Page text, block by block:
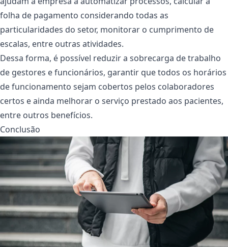
folha de pagamento considerando todas as
particularidades do setor, monitorar o cumprimento de
escalas, entre outras atividades.
Dessa forma, é possível reduzir a sobrecarga de trabalho
de gestores e funcionários, garantir que todos os horários
de funcionamento sejam cobertos pelos colaboradores
certos e ainda melhorar o serviço prestado aos pacientes,
entre outros benefícios.
Conclusão